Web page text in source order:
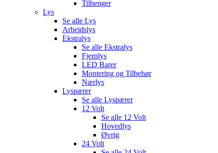
Tilhenger
Lys
Se alle Lys
Arbeidslys
Ekstralys
Se alle Ekstralys
Fjernlys
LED Barer
Montering og Tilbehør
Nærlys
Lyspærer
Se alle Lyspærer
12 Volt
Se alle 12 Volt
Hovedlys
Øvrig
24 Volt